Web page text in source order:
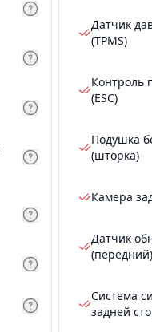
Датчик
(TPMS)
Контроль
(ESC)
Подушка
(шторка)
Камера
Датчик
(передний)
Система
задней